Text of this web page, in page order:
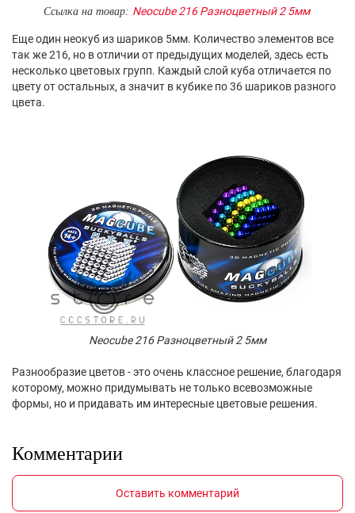
Ссылка на товар: Neocube 216 Разноцветный 2 5мм
Еще один неокуб из шариков 5мм. Количество элементов все
так же 216, но в отличии от предыдущих моделей, здесь есть
несколько цветовых групп. Каждый слой куба отличается по
цвету от остальных, а значит в кубике по 36 шариков разного
цвета.
Neocube 216 Разноцветный 2 5мм
Разнообразие цветов - это очень классное решение, благодаря
которому, можно придумывать не только всевозможные
формы, но и придавать им интересные цветовые решения.
Комментарии
Оставить комментарий